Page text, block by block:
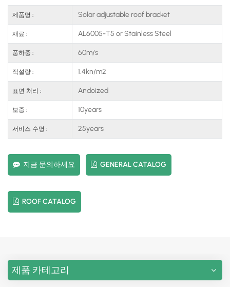
제품명 : Solar adjustable roof bracket
재료 : AL6005-T5 or Stainless Steel
풍하중 : 60m/s
적설량 : 1.4kn/m2
표면 처리 : Andoized
보증 : 10years
서비스 수명 : 25years
지금 문의하세요 GENERAL CATALOG
ROOF CATALOG
제품 카테고리